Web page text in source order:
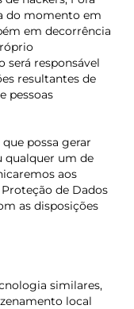
do momento em
em decorrência
será responsável
resultantes de
pessoas
possa gerar
qualquer um de
aos
de Dados
as disposições
similares,
local